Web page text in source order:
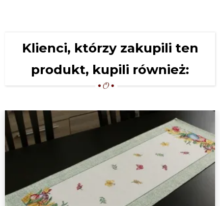
Klienci, którzy zakupili ten
produkt, kupili również: